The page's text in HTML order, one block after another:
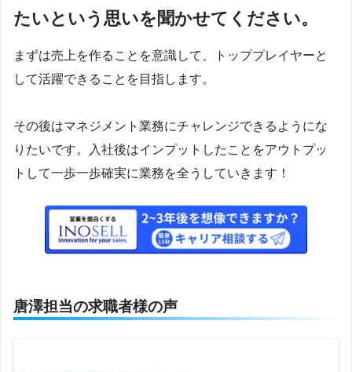
たいという思いを聞かせてください。
まずは売上を作ることを意識して、トッププレイヤーと
して活躍できることを目指します。
その後はマネジメント業務にチャレンジできるようにな
りたいです。入社後はインプットしたことをアウトプッ
トして一歩一歩確実に業務を全うしていきます！
唐澤担当の求職者様の声